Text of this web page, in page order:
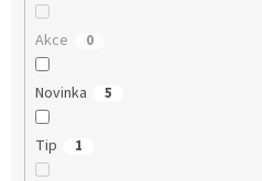
Akce 0
Novinka 5
Tip 1